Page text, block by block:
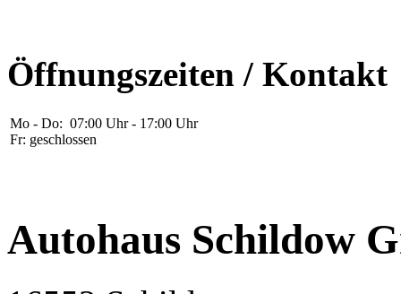
Öffnungszeiten / Kontakt
Mo - Do: 07:00 Uhr - 17:00 Uhr
Fr: geschlossen
Autohaus Schildow